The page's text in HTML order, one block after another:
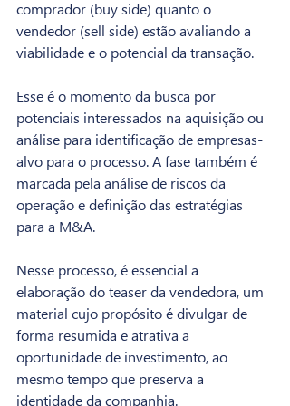
comprador (buy side) quanto o
vendedor (sell side) estão avaliando a
viabilidade e o potencial da transação.
Esse é o momento da busca por
potenciais interessados na aquisição ou
análise para identificação de empresas-
alvo para o processo. A fase também é
marcada pela análise de riscos da
operação e definição das estratégias
para a M&A.
Nesse processo, é essencial a
elaboração do teaser da vendedora, um
material cujo propósito é divulgar de
forma resumida e atrativa a
oportunidade de investimento, ao
mesmo tempo que preserva a
identidade da companhia.